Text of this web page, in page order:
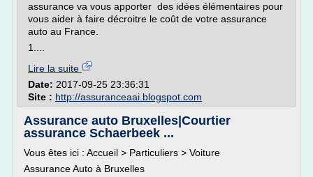
assurance va vous apporter des idées élémentaires pour
vous aider à faire décroitre le coût de votre assurance
auto au France.
1....
Lire la suite
Date: 2017-09-25 23:36:31
Site : http://assuranceaai.blogspot.com
Assurance auto Bruxelles|Courtier
assurance Schaerbeek ...
Vous êtes ici : Accueil > Particuliers > Voiture
Assurance Auto à Bruxelles